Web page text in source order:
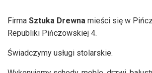
Firma Sztuka Drewna mieści się w
Republiki Pińczowskiej 4.
Świadczymy usługi stolarskie.